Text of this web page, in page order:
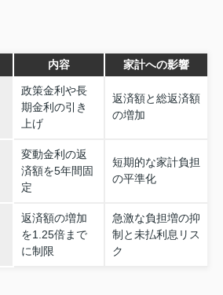
内容 家計への影響
政策金利や長
期金利の引き
上げ
返済額と総返済額
の増加
変動金利の返
済額を5年間固
定
短期的な家計負担
の平準化
返済額の増加
を1.25倍まで
に制限
急激な負担増の抑
制と未払利息リス
ク